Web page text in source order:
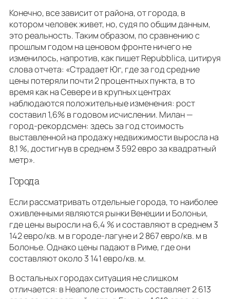
Конечно, все зависит от района, от города, в
котором человек живет, но, судя по общим данным,
это реальность. Таким образом, по сравнению с
прошлым годом на ценовом фронте ничего не
изменилось, напротив, как пишет Repubblica, цитируя
слова отчета: «Страдает Юг, где за год средние
цены потеряли почти 2 процентных пункта, в то
время как на Севере и в крупных центрах
наблюдаются положительные изменения: рост
составил 1,6% в годовом исчислении. Милан —
город-рекордсмен: здесь за год стоимость
выставленной на продажу недвижимости выросла на
8,1 %, достигнув в среднем 3 592 евро за квадратный
метр».
Города
Если рассматривать отдельные города, то наиболее
оживленными являются рынки Венеции и Болоньи,
где цены выросли на 6,4 % и составляют в среднем 3
142 евро/кв. м в городе-лагуне и 2 867 евро/кв. м в
Болонье. Однако цены падают в Риме, где они
составляют около 3 141 евро/кв. м.
В остальных городах ситуация не слишком
отличается: в Неаполе стоимость составляет 2 613